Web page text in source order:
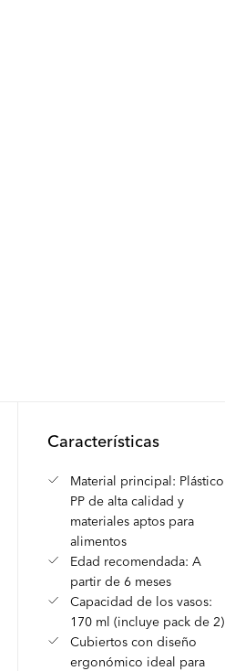
Características
Material principal: Plástico
PP de alta calidad y
materiales aptos para
alimentos
Edad recomendada: A
partir de 6 meses
Capacidad de los vasos:
170 ml (incluye pack de 2)
Cubiertos con diseño
ergonómico ideal para